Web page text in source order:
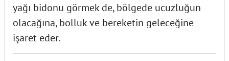
yağı bidonu görmek de, bölgede ucuzluğun
olacağına, bolluk ve bereketin geleceğine
işaret eder.